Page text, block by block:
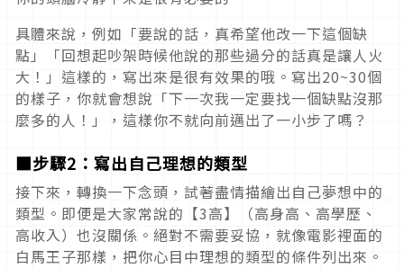
具體來說，例如「要說的話，真希望他改一下這個缺
點」「回想起吵架時候他說的那些過分的話真是讓人火
大！」這樣的，寫出來是很有效果的哦。寫出20~30個
的樣子，你就會想說「下一次我一定要找一個缺點沒那
麼多的人！」，這樣你不就向前邁出了一小步了嗎？
■步驟2：寫出自己理想的類型
接下來，轉換一下念頭，試著盡情描繪出自己夢想中的
類型。即便是大家常說的【3高】（高身高、高學歷、
高收入）也沒關係。絕對不需要妥協，就像電影裡面的
白馬王子那樣，把你心目中理想的類型的條件列出來。